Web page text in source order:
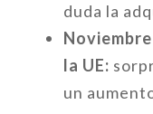
duda la
la UE:
un